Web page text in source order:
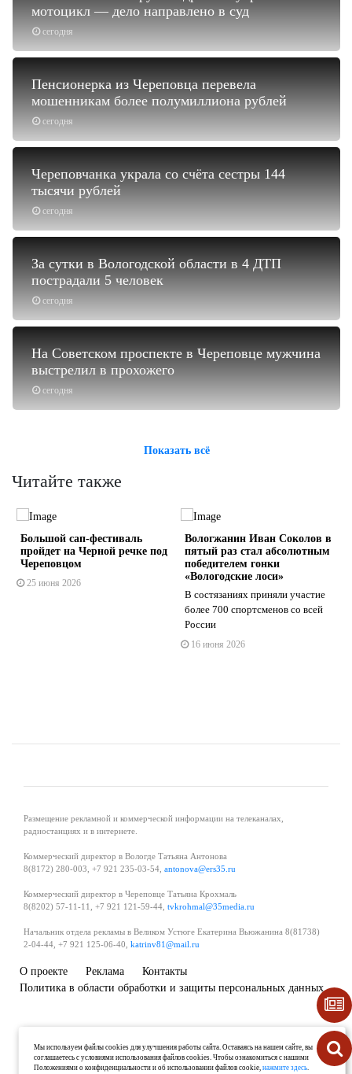
сегодня
мотоцикл — дело направлено в суд
сегодня
Пенсионерка из Череповца перевела
мошенникам более полумиллиона рублей
сегодня
Череповчанка украла со счёта сестры 144
тысячи рублей
сегодня
За сутки в Вологодской области в 4 ДТП
пострадали 5 человек
сегодня
На Советском проспекте в Череповце мужчина
выстрелил в прохожего
Показать всё
Читайте также
Большой сап-фестиваль
пройдет на Черной речке под
Череповцом
25 июня 2026
Вологжанин Иван Соколов в
пятый раз стал абсолютным
победителем гонки
«Вологодские лоси»
В состязаниях приняли участие
более 700 спортсменов со всей
России
16 июня 2026
Размещение рекламной и коммерческой информации на телеканалах,
радиостанциях и в интернете.
Коммерческий директор в Вологде Татьяна Антонова
8(8172) 280-003, +7 921 235-03-54, antonova@ers35.ru
Коммерческий директор в Череповце Татьяна Крохмаль
8(8202) 57-11-11, +7 921 121-59-44, tvkrohmal@35media.ru
Начальник отдела рекламы в Великом Устюге Екатерина Вьюжанина 8(81738)
2-04-44, +7 921 125-06-40, katrinv81@mail.ru
О проекте Реклама
Контакты
Политика в области обработки и защиты персональных данных
Мы используем файлы cookies для улучшения работы сайта. Оставаясь на нашем сайте, вы
соглашаетесь с условиями использования файлов cookies. Чтобы ознакомиться с нашими
Положениями о конфиденциальности и об использовании файлов cookie,нажмите здесь.